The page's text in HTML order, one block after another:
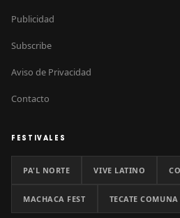
Publicidad
Subscribe
Aviso de Privacidad
Contacto
FESTIVALES
PA'L NORTE VIVE LATINO
MACHACA FEST TECATE COMUNA